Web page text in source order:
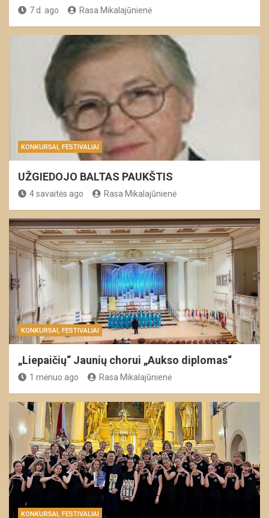
7 d. ago Rasa Mikalajūnienė
KONKURSAI, FESTIVALIAI
UŽGIEDOJO BALTAS PAUKŠTIS
4 savaitės ago Rasa Mikalajūnienė
KONKURSAI, FESTIVALIAI
„Liepaičių“ Jaunių chorui „Aukso diplomas“
1 mėnuo ago Rasa Mikalajūnienė
KONKURSAI, FESTIVALIAI